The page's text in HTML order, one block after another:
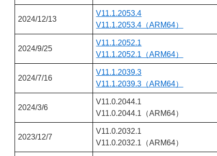
2024/12/13
V11.1.2053.4
V11.1.2053.4（ARM64）
2024/9/25
V11.1.2052.1
V11.1.2052.1（ARM64）
2024/7/16
V11.1.2039.3
V11.1.2039.3（ARM64）
2024/3/6
V11.0.2044.1
V11.0.2044.1（ARM64）
2023/12/7
V11.0.2032.1
V11.0.2032.1（ARM64）